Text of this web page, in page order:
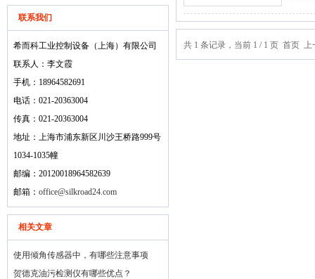
联系我们
希而科工业控制设备（上海）有限公司
联系人：李文霞
手机：18964582691
电话：021-20363004
传真：021-20363004
地址：上海市浦东新区川沙王桥路999号
1034-1035幢
邮编：20120018964582639
邮箱： office@silkroad24.com
相关文章
使用倾角传感器中，有哪些注意事项
贺德克油污检测仪有哪些优点？
共 1 条记录，当前 1 / 1 页 首页